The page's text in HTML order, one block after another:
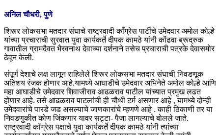
अनिल चौधरी, पुणे
शिरूर लोकसभा मतदार संघाचे राष्ट्रवादी काँग्रेस पार्टीचे उमेदवार अमोल कोल्हे
यांच्या प्रचाराची सुरवात युवा कार्यकर्ते दीपक कामठे यांनी कोंढवा ब्रूद्रुक
गावातील ग्रामदैवत भैरवनाथ देवाच्या दर्शनाने तसेच प्रचाराची पत्रके देवासमोर
ठेवून केली.
संपूर्ण देशाचे लक्ष लागून राहिलेले शिरूर लोकसभा मतदार संघाची निवडणूक
अतिशय रंजक होणार आहे.यामध्ये आघाडीचे उमेदवार अभिनेते अमोल कोल्हे आणि
महा आघाडीचे उमेदवार शिवाजीराव आढळराव पाटील यांच्यात प्रमुख लढत
होणार आहे. तसे आढळराव पाटलांची ही चौथी टर्म असणार आहे , यामध्ये दोन्ही
उमेदवारांचे पारडे जड असल्याचे जाणकारांचे म्हणणे आहे . काही ठिकाणी तर या
निवडणुकीत कोण जिंकणार यावर सट्टा- पैजा लागल्याचे बोलले जाते.
राष्ट्रवादी काँग्रेस पक्षाचे युवा कार्यकर्ते दीपक कामठे यांनी त्यांच्या